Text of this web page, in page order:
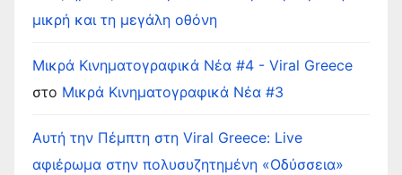
μικρή και τη μεγάλη οθόνη
Μικρά Κινηματογραφικά Νέα #4 - Viral Greece
στο Μικρά Κινηματογραφικά Νέα #3
Αυτή την Πέμπτη στη Viral Greece: Live
αφιέρωμα στην πολυσυζητημένη «Οδύσσεια»